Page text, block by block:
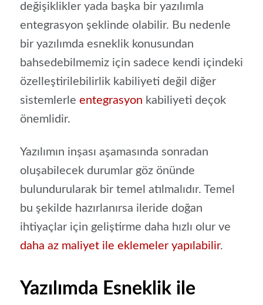
değişiklikler yada başka bir yazılımla
entegrasyon şeklinde olabilir. Bu nedenle
bir yazılımda esneklik konusundan
bahsedebilmemiz için sadece kendi içindeki
özelleştirilebilirlik kabiliyeti değil diğer
sistemlerle entegrasyon kabiliyeti deçok
önemlidir.
Yazılımın inşası aşamasında sonradan
oluşabilecek durumlar göz önünde
bulundurularak bir temel atılmalıdır. Temel
bu şekilde hazırlanırsa ileride doğan
ihtiyaçlar için geliştirme daha hızlı olur ve
daha az maliyet ile eklemeler yapılabilir.
Yazılımda Esneklik ile